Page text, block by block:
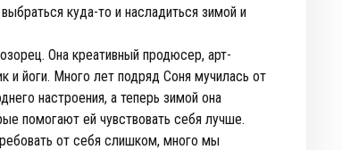
куда-то и насладиться зимой и
Она креативный продюсер, арт-
и йоги. Много лет подряд Соня мучилась от
настроения, а теперь зимой она
помогают ей чувствовать себя лучше.
от себя слишком, много мы